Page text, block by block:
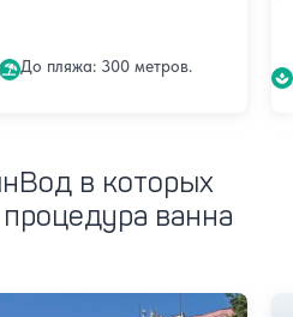
До пляжа: 300 метров.
в которых
ванна